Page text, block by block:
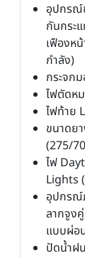
อุปกรณ์
กันกระ
เฟืองห
กำลัง)
กระจก
ไฟตัดห
ไฟท้าย
ขนาดย
(275/
ไฟ
Lights
อุปกรณ์
ลากจูง
แบบผ่อ
ปัดน้ำฝ